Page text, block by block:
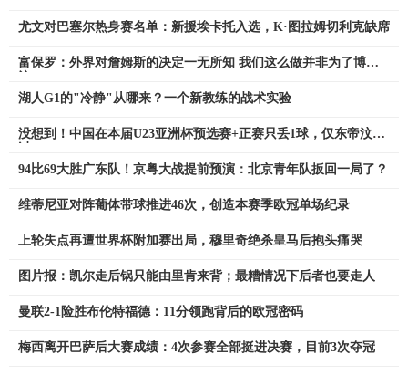
尤文对巴塞尔热身赛名单：新援埃卡托入选，K·图拉姆切利克缺席
富保罗：外界对詹姆斯的决定一无所知 我们这么做并非为了博关
湖人G1的"冷静"从哪来？一个新教练的战术实验
没想到！中国在本届U23亚洲杯预选赛+正赛只丢1球，仅东帝汶进
94比69大胜广东队！京粤大战提前预演：北京青年队扳回一局了？
维蒂尼亚对阵葡体带球推进46次，创造本赛季欧冠单场纪录
上轮失点再遭世界杯附加赛出局，穆里奇绝杀皇马后抱头痛哭
图片报：凯尔走后锅只能由里肯来背；最糟情况下后者也要走人
曼联2-1险胜布伦特福德：11分领跑背后的欧冠密码
梅西离开巴萨后大赛成绩：4次参赛全部挺进决赛，目前3次夺冠